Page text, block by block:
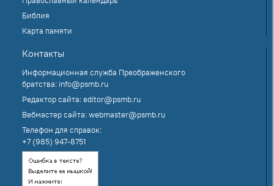
Библия
Карта памяти
Контакты
Информационная служба Преображенского
братства: info@psmb.ru
Редактор сайта:editor@psmb.ru
Вебмастер сайта:webmaster@psmb.ru
Телефон для справок:
+7 (985) 947-8751